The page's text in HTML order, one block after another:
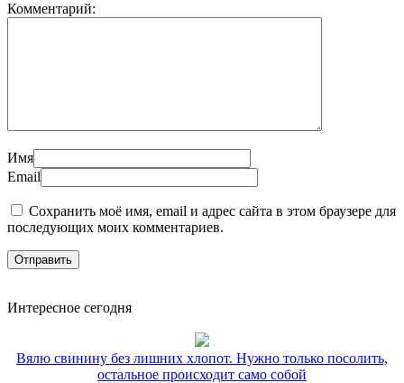
Комментарий:
Имя
Email
Сохранить моё имя, email и адрес сайта в этом браузере для
последующих моих комментариев.
Интересное сегодня
Вялю свинину без лишних хлопот. Нужно только посолить,
остальное происходит само собой